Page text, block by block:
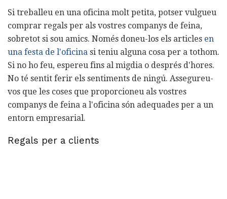
Si treballeu en una oficina molt petita, potser vulgueu
comprar regals per als vostres companys de feina,
sobretot si sou amics. Només doneu-los els articles en
una festa de l'oficina si teniu alguna cosa per a tothom.
Si no ho feu, espereu fins al migdia o després d'hores.
No té sentit ferir els sentiments de ningú. Assegureu-
vos que les coses que proporcioneu als vostres
companys de feina a l'oficina són adequades per a un
entorn empresarial.
Regals per a clients